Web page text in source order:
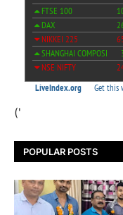
('
POPULAR POSTS